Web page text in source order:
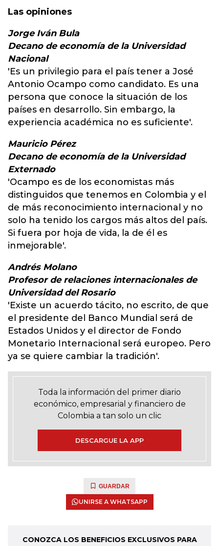
Las opiniones
Jorge Iván Bula
Decano de economía de la Universidad
Nacional
'Es un privilegio para el país tener a José
Antonio Ocampo como candidato. Es una
persona que conoce la situación de los
países en desarrollo. Sin embargo, la
experiencia académica no es suficiente'.
Mauricio Pérez
Decano de economía de la Universidad
Externado
'Ocampo es de los economistas más
distinguidos que tenemos en Colombia y el
de más reconocimiento internacional y no
solo ha tenido los cargos más altos del país.
Si fuera por hoja de vida, la de él es
inmejorable'.
Andrés Molano
Profesor de relaciones internacionales de
Universidad del Rosario
'Existe un acuerdo tácito, no escrito, de que
el presidente del Banco Mundial será de
Estados Unidos y el director de Fondo
Monetario Internacional será europeo. Pero
ya se quiere cambiar la tradición'.
Toda la información del primer diario
económico, empresarial y financiero de
Colombia a tan solo un clic
DESCARGUE LA APP
GUARDAR
UNIRSE A WHATSAPP
CONOZCA LOS BENEFICIOS EXCLUSIVOS PARA